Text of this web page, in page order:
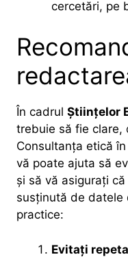
cercetări, pe
În cadrul Științelor
trebuie să fie clare,
Consultanța etică
vă poate ajuta să
și să vă asigurați
susținută de datele
practice:
Evitați